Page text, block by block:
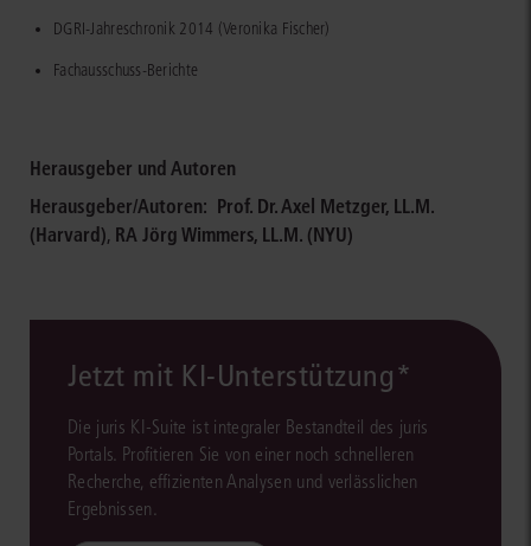
DGRI-Jahreschronik 2014 (Veronika Fischer)
Fachausschuss-Berichte
Herausgeber und Autoren
Herausgeber/Autoren: Prof. Dr. Axel Metzger, LL.M.
(Harvard), RA Jörg Wimmers, LL.M. (NYU)
Jetzt mit KI-Unterstützung*
Die juris KI-Suite ist integraler Bestandteil des juris
Portals. Profitieren Sie von einer noch schnelleren
Recherche, effizienten Analysen und verlässlichen
Ergebnissen.